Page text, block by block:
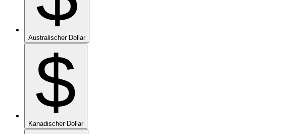
Australischer Dollar
$
Kanadischer Dollar